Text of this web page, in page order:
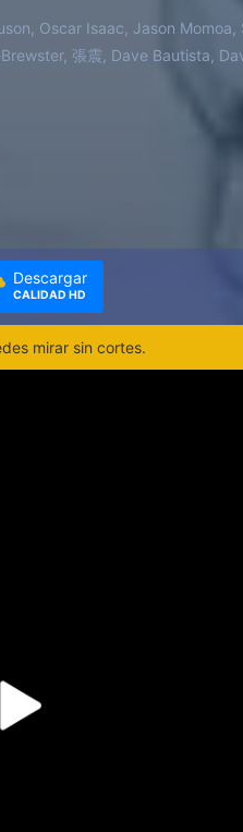
Oscar Isaac, Jason
張震, Dave Bautista,
Descargar
CALIDAD HD
mirar sin cortes.